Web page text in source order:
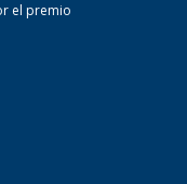
el premio